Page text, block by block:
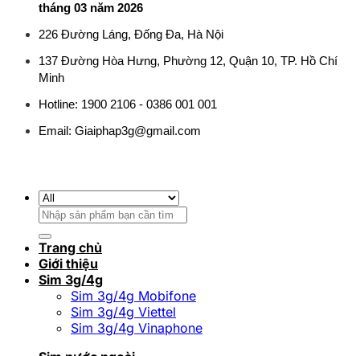
tháng 03 năm 2026
226 Đường Láng, Đống Đa, Hà Nội
137 Đường Hòa Hưng, Phường 12, Quận 10, TP. Hồ Chí
Minh
Hotline: 1900 2106 - 0386 001 001
Email: Giaiphap3g@gmail.com
Tìm
Trang chủ
Giới thiệu
Sim 3g/4g
Sim 3g/4g Mobifone
Sim 3g/4g Viettel
Sim 3g/4g Vinaphone